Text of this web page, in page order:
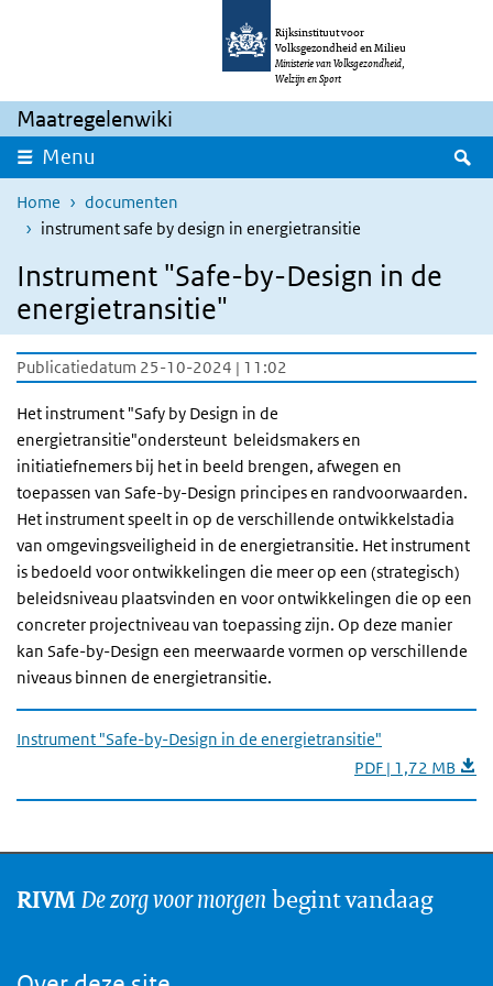
Overslaan en naar de inhoud gaan
Rijksinstituut voor
Volksgezondheid en Milieu
Ministerie van Volksgezondheid,
Welzijn en Sport
Maatregelenwiki
Menu
Home
documenten
instrument safe by design in energietransitie
Instrument "Safe-by-Design in de
energietransitie"
Publicatiedatum 25-10-2024 | 11:02
Het instrument "Safy by Design in de
energietransitie"ondersteunt beleidsmakers en
initiatiefnemers bij het in beeld brengen, afwegen en
toepassen van Safe-by-Design principes en randvoorwaarden.
Het instrument speelt in op de verschillende ontwikkelstadia
van omgevingsveiligheid in de energietransitie. Het instrument
is bedoeld voor ontwikkelingen die meer op een (strategisch)
beleidsniveau plaatsvinden en voor ontwikkelingen die op een
concreter projectniveau van toepassing zijn. Op deze manier
kan Safe-by-Design een meerwaarde vormen op verschillende
niveaus binnen de energietransitie.
Instrument "Safe-by-Design in de energietransitie"
PDF | 1,72 MB
RIVMDe zorg voor morgen begint vandaag